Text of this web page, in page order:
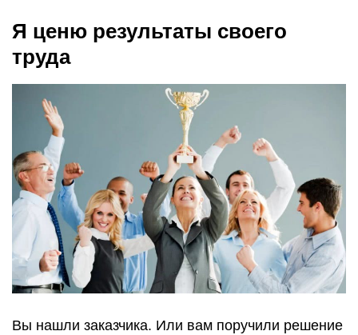
Я ценю результаты своего
труда
Вы нашли заказчика. Или вам поручили решение